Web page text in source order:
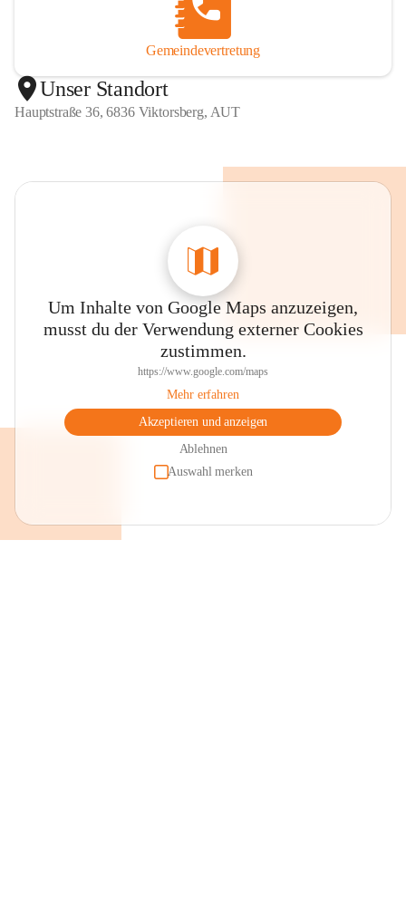
Gemeindevertretung
Unser Standort
Hauptstraße 36, 6836 Viktorsberg, AUT
Um Inhalte von Google Maps anzuzeigen,
musst du der Verwendung externer Cookies
zustimmen.
https://www.google.com/maps
Mehr erfahren
Akzeptieren und anzeigen
Ablehnen
Auswahl merken